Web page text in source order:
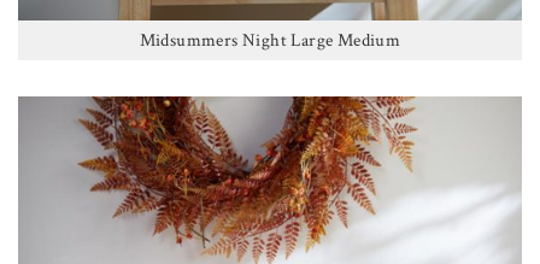
Midsummers Night Large Medium